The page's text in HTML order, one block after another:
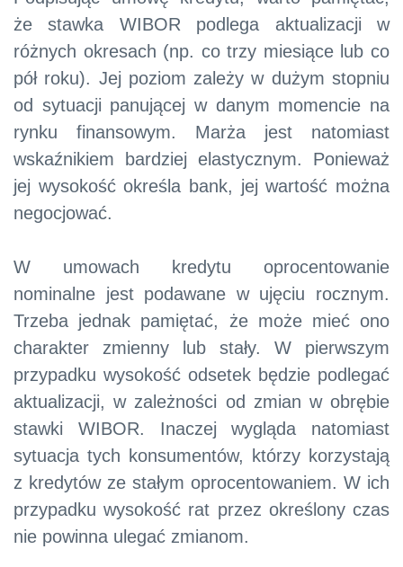
że stawka WIBOR podlega aktualizacji w
różnych okresach (np. co trzy miesiące lub co
pół roku). Jej poziom zależy w dużym stopniu
od sytuacji panującej w danym momencie na
rynku finansowym. Marża jest natomiast
wskaźnikiem bardziej elastycznym. Ponieważ
jej wysokość określa bank, jej wartość można
negocjować.
W umowach kredytu oprocentowanie
nominalne jest podawane w ujęciu rocznym.
Trzeba jednak pamiętać, że może mieć ono
charakter zmienny lub stały. W pierwszym
przypadku wysokość odsetek będzie podlegać
aktualizacji, w zależności od zmian w obrębie
stawki WIBOR. Inaczej wygląda natomiast
sytuacja tych konsumentów, którzy korzystają
z kredytów ze stałym oprocentowaniem. W ich
przypadku wysokość rat przez określony czas
nie powinna ulegać zmianom.